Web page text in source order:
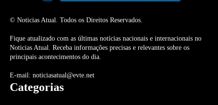
© Noticias Atual. Todos os Direitos Reservados.
Fique atualizado com as últimas notícias nacionais e internacionais no
Noticias Atual. Receba informações precisas e relevantes sobre os
principais acontecimentos do dia.
E-mail: noticiasatual@evte.net
Categorias